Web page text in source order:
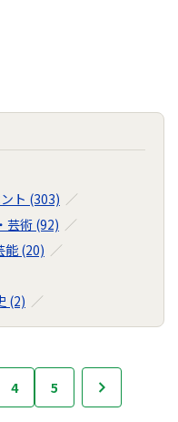
ト (303)
芸術 (92)
能 (20)
(2)
4 5